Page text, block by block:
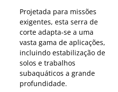
Projetada para missões
exigentes, esta serra de
corte adapta-se a uma
vasta gama de aplicações,
incluindo estabilização de
solos e trabalhos
subaquáticos a grande
profundidade.